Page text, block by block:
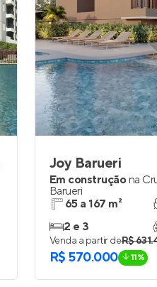
Joy Barueri
Em construçãona
Barueri
65 a 167 m²
2 e 3
Venda a partir deR$
R$ 570.000 11%